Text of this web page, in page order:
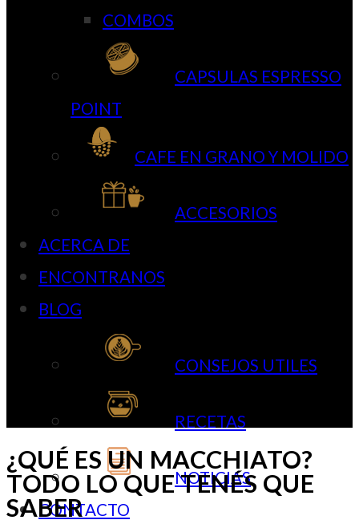
COMBOS
CAPSULAS ESPRESSO
POINT
CAFE EN GRANO Y MOLIDO
ACCESORIOS
ACERCA DE
ENCONTRANOS
BLOG
CONSEJOS UTILES
RECETAS
NOTICIAS
CONTACTO
¿QUÉ ES UN MACCHIATO?
TODO LO QUE TENÉS QUE
SABER